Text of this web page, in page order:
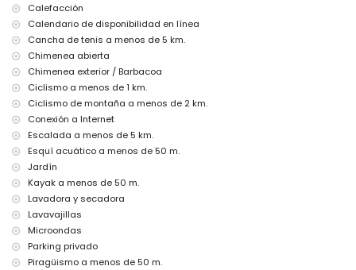
segundo aeropuerto más cercano: Valencia (> 100 kilómetros)
transporte público cercano: autobús a menos de 5 kilómetros y tren a
menos de 50 kilómetros
mascotas permitidas
El alojamiento es muy adecuado para familias con niños
Instalaciones y servicios incluidos en el precio del alquiler de la
villa
internet (WiFi)
aspiradora y plancha con tabla de planchar
ropa de cama y toallas
servicio de recepción y servicio de emergencia 24 horas
calefacción eléctrica y aire acondicionado
Instalaciones y servicios con cargo adicional
cama extra y cuna de bebé (bajo demanda)
Entretenimiento y actividades de ocio para sus vacaciones en
Jávea, Costa Blanca
Calefacción
Calendario de disponibilidad en línea
Cancha de tenis a menos de 5 km.
Chimenea abierta
Chimenea exterior / Barbacoa
Ciclismo a menos de 1 km.
Ciclismo de montaña a menos de 2 km.
Conexión a Internet
Escalada a menos de 5 km.
Esquí acuático a menos de 50 m.
Jardín
Kayak a menos de 50 m.
Lavadora y secadora
Lavavajillas
Microondas
Parking privado
Piragüismo a menos de 50 m.